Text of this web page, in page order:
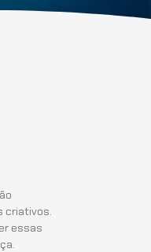
criativos.
essas